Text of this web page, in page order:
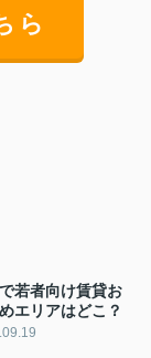
ら
若者向け賃貸お
エリアはどこ？